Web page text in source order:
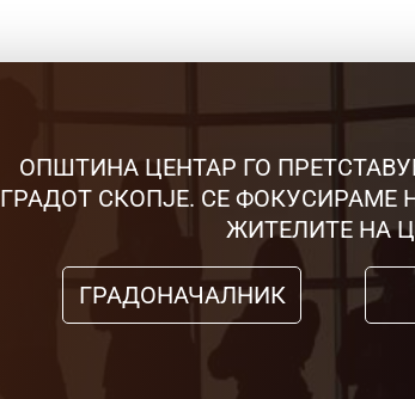
ОПШТИНА ЦЕНТАР ГО
ГРАДОТ СКОПЈЕ. СЕ ФОКУСИРАМЕ
ЖИТЕЛИТЕ НА
ГРАДОНАЧАЛНИК